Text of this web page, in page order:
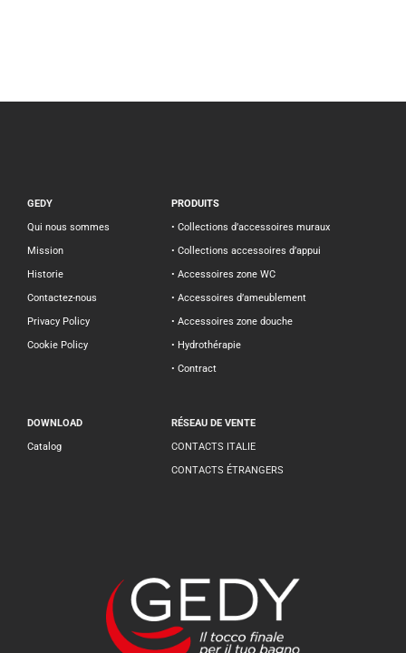
GEDY
Qui nous sommes
Mission
Historie
Contactez-nous
Privacy Policy
Cookie Policy
PRODUITS
• Collections d’accessoires muraux
• Collections accessoires d’appui
• Accessoires zone WC
• Accessoires d’ameublement
• Accessoires zone douche
• Hydrothérapie
• Contract
DOWNLOAD
Catalog
RÉSEAU DE VENTE
CONTACTS ITALIE
CONTACTS ÉTRANGERS